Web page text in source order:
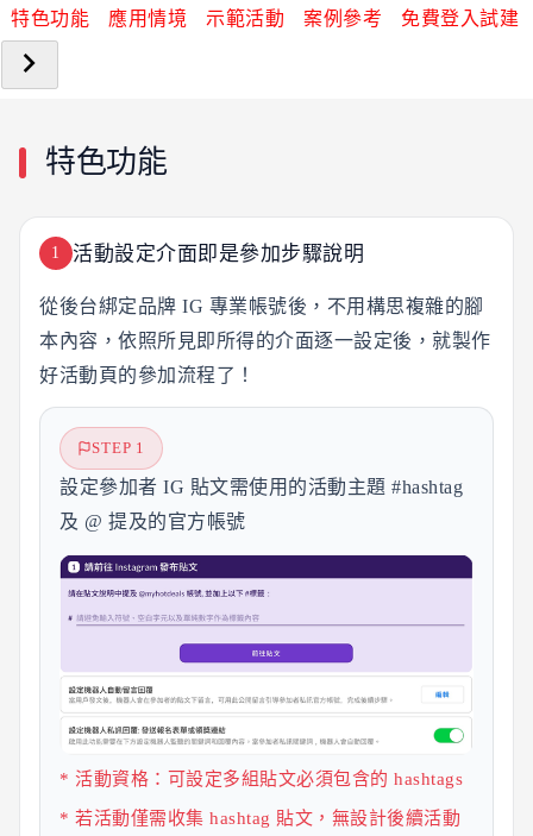
特色功能 應用情境 示範活動 案例參考 免費登入試建
特色功能
1 活動設定介面即是參加步驟說明
從後台綁定品牌 IG 專業帳號後，不用構思複雜的腳
本內容，依照所見即所得的介面逐一設定後，就製作
好活動頁的參加流程了！
STEP 1
設定參加者 IG 貼文需使用的活動主題 #hashtag
及 @ 提及的官方帳號
* 活動資格：可設定多組貼文必須包含的 hashtags
* 若活動僅需收集 hashtag 貼文，無設計後續活動